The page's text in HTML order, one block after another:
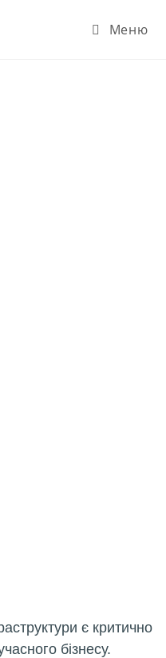
Меню
є критично
бізнесу.